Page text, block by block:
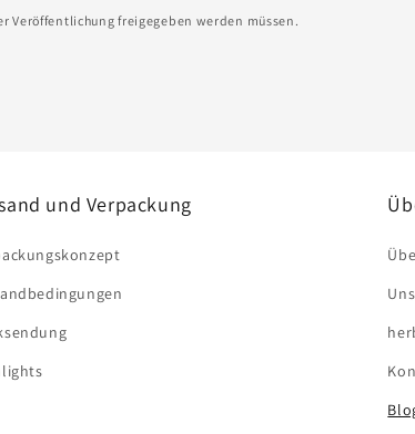
Veröffentlichung freigegeben werden müssen.
und Verpackung